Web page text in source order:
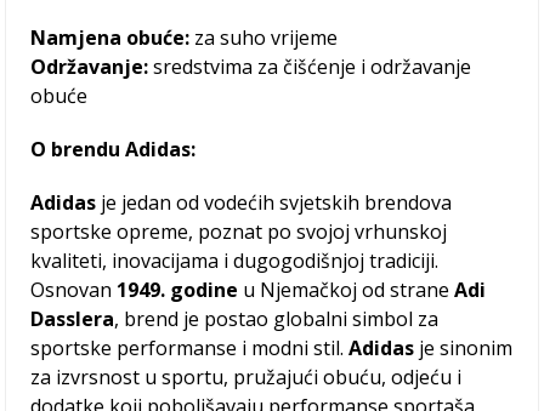
Namjena obuće: za suho vrijeme
Održavanje:sredstvima za čišćenje i održavanje
obuće
O brendu Adidas:
Adidas je jedan od vodećih svjetskih brendova
sportske opreme, poznat po svojoj vrhunskoj
kvaliteti, inovacijama i dugogodišnjoj tradiciji.
Osnovan 1949. godine u Njemačkoj od straneAdi
Dasslera, brend je postao globalni simbol za
sportske performanse i modni stil.Adidas je sinonim
za izvrsnost u sportu, pružajući obuću, odjeću i